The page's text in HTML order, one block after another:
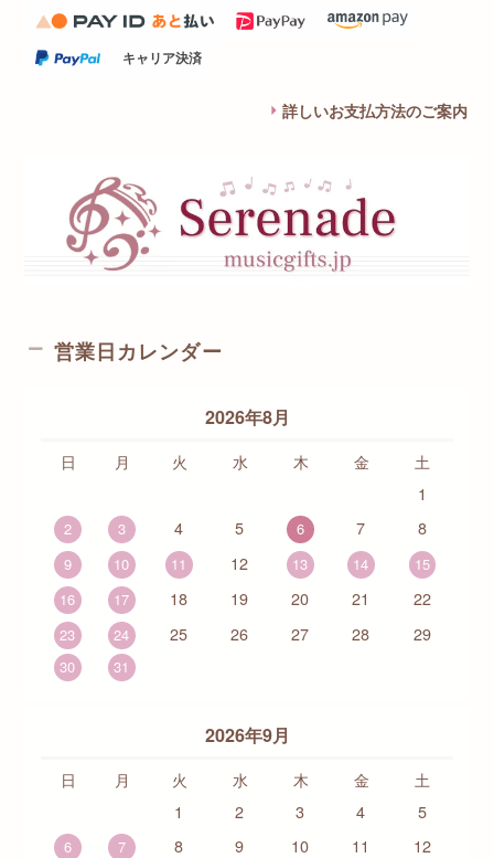
キャリア決済
詳しいお支払方法のご案内
営業日カレンダー
2026年8月
日 月 火 水 木 金
土
1
2 3 4 5 6 7 8
9 10 11 12 13 14
15
16
17 18 19 20 21 22
23 24 25 26 27 28 29
30 31
2026年9月
日 月 火 水 木 金
土
1
2 3 4 5
6 7 8 9 10 11 12